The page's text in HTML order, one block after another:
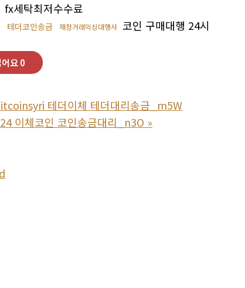
fx세탁최저수수료
테더코인송금 재정거래믹싱대행사 코인 구매대행 24시
요0
테더이체 테더대리송금_m5W
이체코인 코인송금대리_n3O »